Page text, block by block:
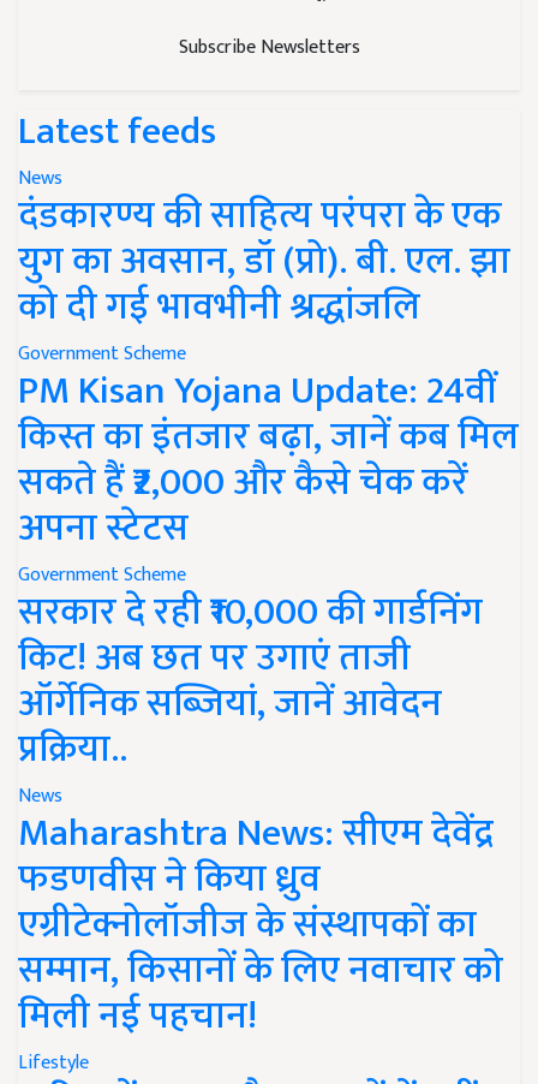
Subscribe Newsletters
Latest feeds
News
दंडकारण्य की साहित्य परंपरा के एक
युग का अवसान, डॉ (प्रो). बी. एल. झा
को दी गई भावभीनी श्रद्धांजलि
Government Scheme
PM Kisan Yojana Update: 24वीं
किस्त का इंतजार बढ़ा, जानें कब मिल
सकते हैं ₹2,000 और कैसे चेक करें
अपना स्टेटस
Government Scheme
सरकार दे रही ₹10,000 की गार्डनिंग
किट! अब छत पर उगाएं ताजी
ऑर्गेनिक सब्जियां, जानें आवेदन
प्रक्रिया..
News
Maharashtra News: सीएम देवेंद्र
फडणवीस ने किया ध्रुव
एग्रीटेक्नोलॉजीज के संस्थापकों का
सम्मान, किसानों के लिए नवाचार को
मिली नई पहचान!
Lifestyle